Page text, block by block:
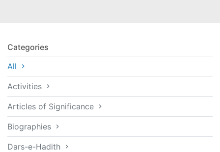
Categories
All
Activities
Articles of Significance
Biographies
Dars-e-Hadith